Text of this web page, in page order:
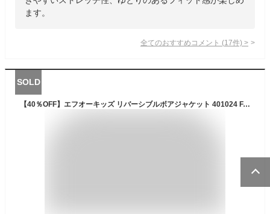
ます。
全てのおすすめコメント (17件) >
SOLD
【40％OFF】エフオーキッズ リバーシブルボアジャケット 401024 F.O.KIDS 防寒 ジャケット ボア リバーシブル 通園 通学 80-140cm